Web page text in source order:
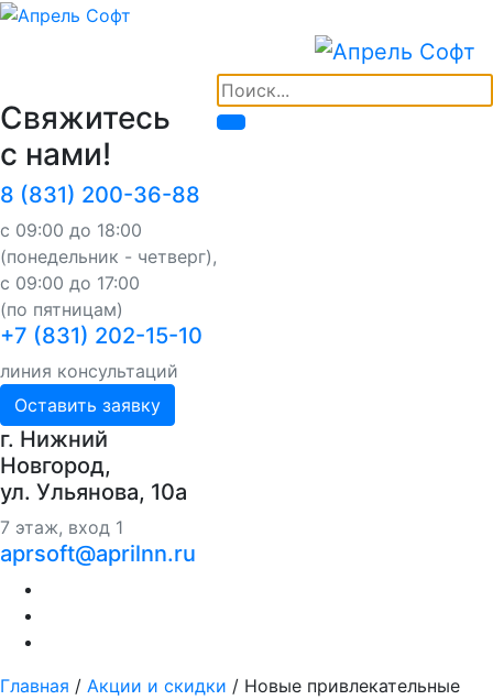
Свяжитесь
с нами!
8 (831) 200-36-88
с 09:00 до 18:00
(понедельник - четверг),
с 09:00 до 17:00
(по пятницам)
+7 (831) 202-15-10
линия консультаций
Оставить заявку
г. Нижний
Новгород,
ул. Ульянова, 10a
7 этаж, вход 1
aprsoft@aprilnn.ru
Главная / Акции и скидки / Новые привлекательные